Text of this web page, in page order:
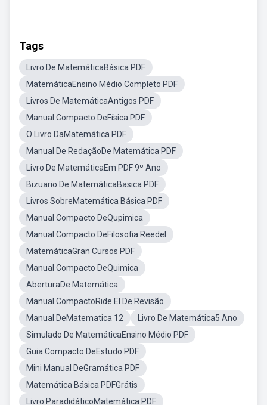
Tags
Livro De MatemáticaBásica PDF
MatemáticaEnsino Médio Completo PDF
Livros De MatemáticaAntigos PDF
Manual Compacto DeFísica PDF
O Livro DaMatemática PDF
Manual De RedaçãoDe Matemática PDF
Livro De MatemáticaEm PDF 9º Ano
Bizuario De MatemáticaBasica PDF
Livros SobreMatemática Básica PDF
Manual Compacto DeQupimica
Manual Compacto DeFilosofia Reedel
MatemáticaGran Cursos PDF
Manual Compacto DeQuimica
AberturaDe Matemática
Manual CompactoRide El De Revisão
Manual DeMatematica 12
Livro De Matemática5 Ano
Simulado De MatemáticaEnsino Médio PDF
Guia Compacto DeEstudo PDF
Mini Manual DeGramática PDF
Matemática Básica PDFGrátis
Livro ParadidáticoMatemática PDF